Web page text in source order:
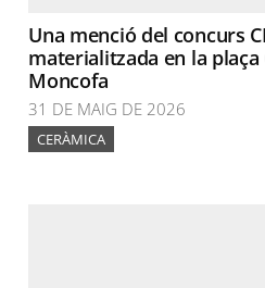
Una menció del concurs
materialitzada en la
Moncofa
31 DE MAIG DE 2026
CERÀMICA